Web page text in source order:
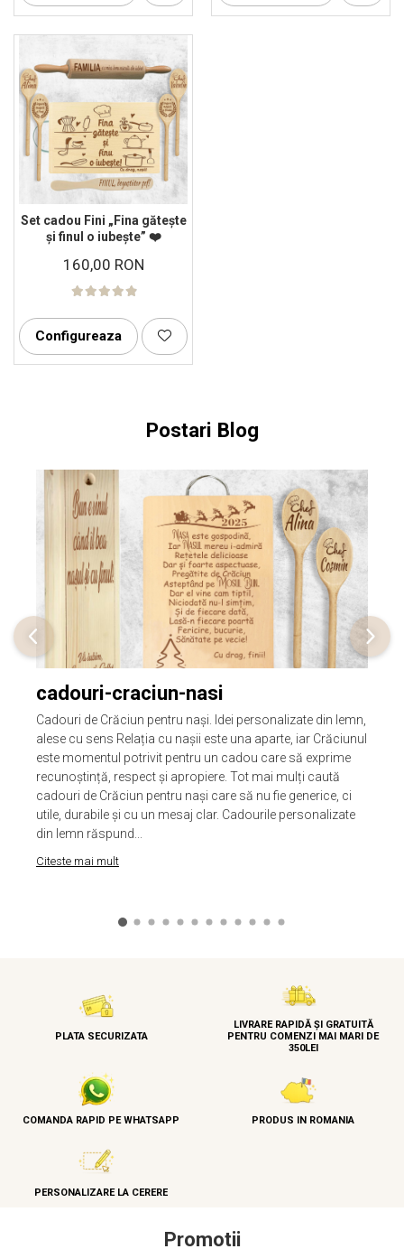
Set cadou Fini „Fina gătește
și finul o iubește” ❤️
160,00 RON
Configureaza
Postari Blog
cadouri-craciun-nasi
Cadouri de Crăciun pentru nași. Idei personalizate din lemn,
alese cu sens Relația cu nașii este una aparte, iar Crăciunul
este momentul potrivit pentru un cadou care să exprime
recunoștință, respect și apropiere. Tot mai mulți caută
cadouri de Crăciun pentru nași care să nu fie generice, ci
utile, durabile și cu un mesaj clar. Cadourile personalizate
din lemn răspund...
Citeste mai mult
PLATA SECURIZATA
LIVRARE RAPIDĂ ȘI GRATUITĂ
PENTRU COMENZI MAI MARI DE
350LEI
COMANDA RAPID PE WHATSAPP PRODUS IN ROMANIA
PERSONALIZARE LA CERERE
Promotii